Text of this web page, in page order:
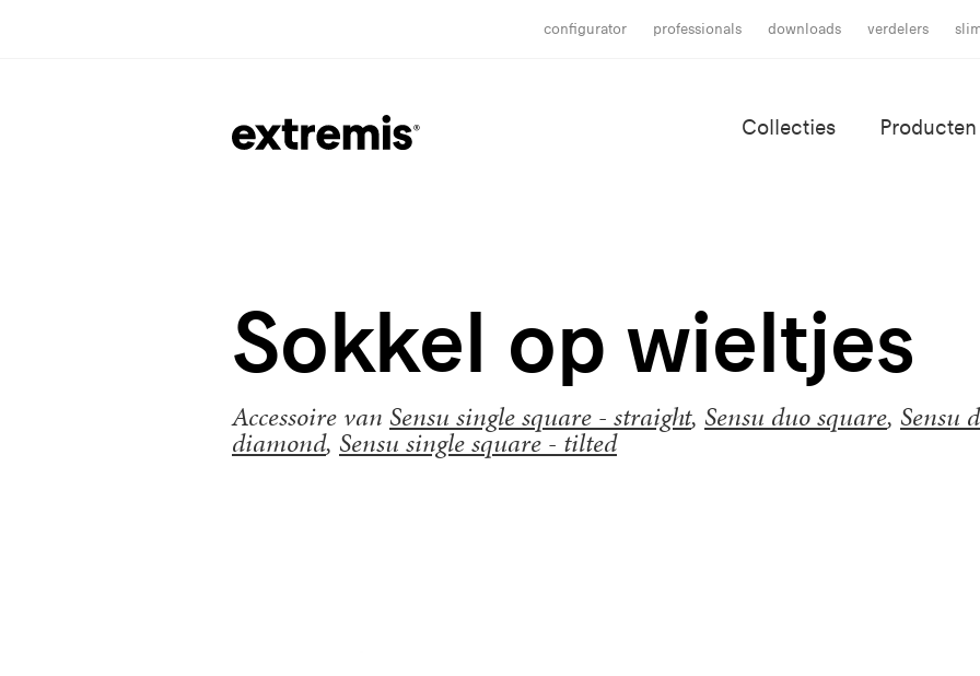
configurator professionals downloads verdelers
Collecties Producten
Sokkel op wieltjes
Accessoire van Sensu single square - straight, Sensu duo square, Sensu
diamond, Sensu single square - tilted